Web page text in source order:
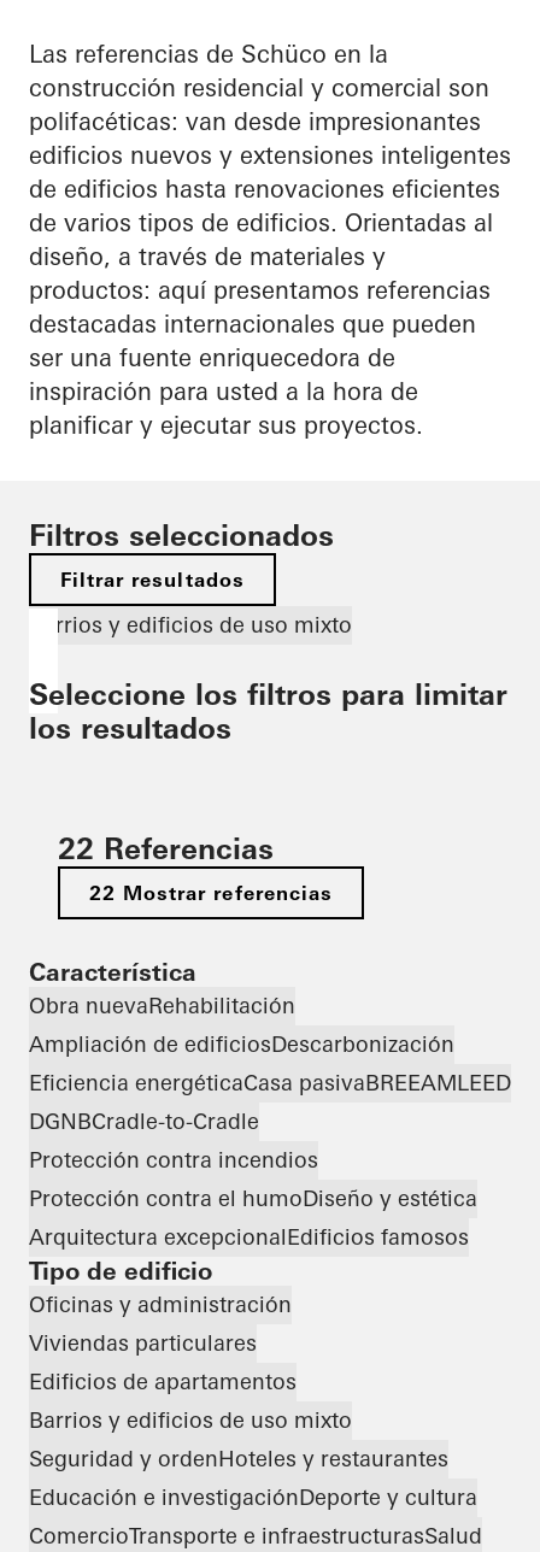
Las referencias de Schüco en la
construcción residencial y comercial son
polifacéticas: van desde impresionantes
edificios nuevos y extensiones inteligentes
de edificios hasta renovaciones eficientes
de varios tipos de edificios. Orientadas al
diseño, a través de materiales y
productos: aquí presentamos referencias
destacadas internacionales que pueden
ser una fuente enriquecedora de
inspiración para usted a la hora de
planificar y ejecutar sus proyectos.
Filtros seleccionados
Filtrar resultados
Barrios y edificios de uso mixto
Seleccione los filtros para limitar
los resultados
22 Referencias
22 Mostrar referencias
Característica
Obra nuevaRehabilitación
Ampliación de edificiosDescarbonización
Eficiencia energéticaCasa pasivaBREEAMLEED
DGNBCradle-to-Cradle
Protección contra incendios
Protección contra el humoDiseño y estética
Arquitectura excepcionalEdificios famosos
Tipo de edificio
Oficinas y administración
Viviendas particulares
Edificios de apartamentos
Barrios y edificios de uso mixto
Seguridad y ordenHoteles y restaurantes
Educación e investigaciónDeporte y cultura
ComercioTransporte e infraestructurasSalud